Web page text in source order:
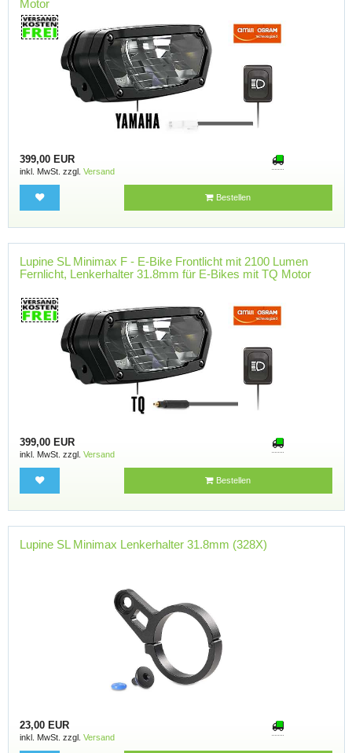
Motor
399,00 EUR
inkl. MwSt. zzgl. Versand
Bestellen
Lupine SL Minimax F - E-Bike Frontlicht mit 2100 Lumen
Fernlicht, Lenkerhalter 31.8mm für E-Bikes mit TQ Motor
399,00 EUR
inkl. MwSt. zzgl. Versand
Bestellen
Lupine SL Minimax Lenkerhalter 31.8mm (328X)
23,00 EUR
inkl. MwSt. zzgl. Versand